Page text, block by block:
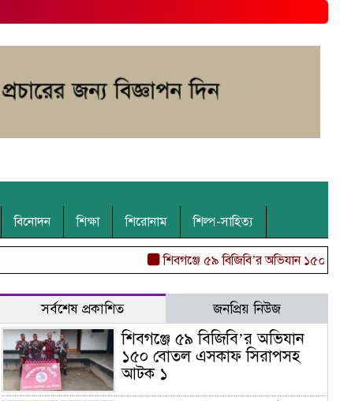
বিনোদন শিক্ষা শিরোনাম শিল্প-সাহিত্য
শিবগঞ্জে ৫৯ বিজিবি’র অভিযান ১৫০
সর্বশেষ প্রকাশিত জনপ্রিয় নিউজ
শিবগঞ্জে ৫৯ বিজিবি’র অভিযান
১৫০ বোতল এসকাফ সিরাপসহ
আটক ১